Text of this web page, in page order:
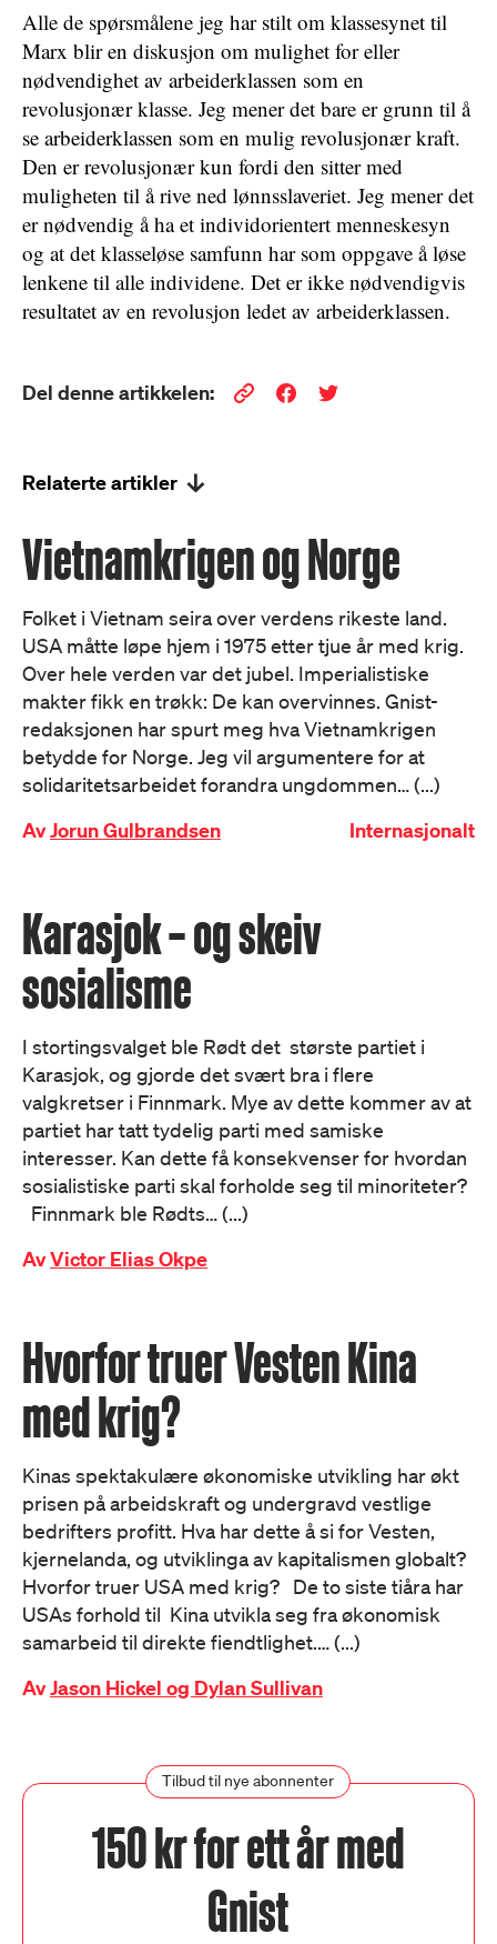
Alle de spørsmålene jeg har stilt om klassesynet til
Marx blir en diskusjon om mulighet for eller
nødvendighet av arbeiderklassen som en
revolusjonær klasse. Jeg mener det bare er grunn til å
se arbeiderklassen som en mulig revolusjonær kraft.
Den er revolusjonær kun fordi den sitter med
muligheten til å rive ned lønnsslaveriet. Jeg mener det
er nødvendig å ha et individorientert menneskesyn
og at det klasseløse samfunn har som oppgave å løse
lenkene til alle individene. Det er ikke nødvendigvis
resultatet av en revolusjon ledet av arbeiderklassen.
Del denne artikkelen:
Relaterte artikler
Vietnamkrigen og Norge
Folket i Vietnam seira over verdens rikeste land.
USA måtte løpe hjem i 1975 etter tjue år med krig.
Over hele verden var det jubel. Imperialistiske
makter fikk en trøkk: De kan overvinnes. Gnist-
redaksjonen har spurt meg hva Vietnamkrigen
betydde for Norge. Jeg vil argumentere for at
solidaritetsarbeidet forandra ungdommen… (...)
AvJorun Gulbrandsen Internasjonalt
Karasjok – og skeiv
sosialisme
I stortingsvalget ble Rødt det største partiet i
Karasjok, og gjorde det svært bra i flere
valgkretser i Finnmark. Mye av dette kommer av at
partiet har tatt tydelig parti med samiske
interesser. Kan dette få konsekvenser for hvordan
sosialistiske parti skal forholde seg til minoriteter?
Finnmark ble Rødts… (...)
AvVictor Elias Okpe
Hvorfor truer Vesten Kina
med krig?
Kinas spektakulære økonomiske utvikling har økt
prisen på arbeidskraft og undergravd vestlige
bedrifters profitt. Hva har dette å si for Vesten,
kjernelanda, og utviklinga av kapitalismen globalt?
Hvorfor truer USA med krig? De to siste tiåra har
USAs forhold til Kina utvikla seg fra økonomisk
samarbeid til direkte fiendtlighet.… (...)
AvJason Hickel og Dylan Sullivan
Tilbud til nye abonnenter
150 kr for ett år med
Gnist